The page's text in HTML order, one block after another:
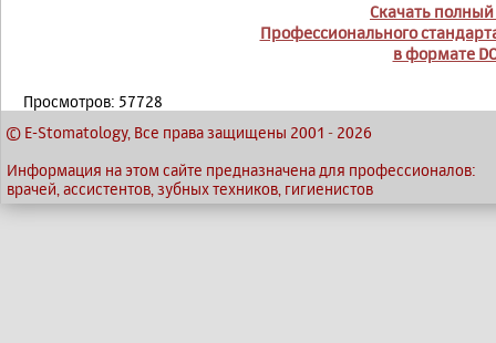
Скачать полный
Профессионального
в формате
Просмотров: 57728
© E-Stomatology, Все права защищены 2001 - 2026
Информация на этом сайте предназначена для профессионалов:
врачей, ассистентов, зубных техников, гигиенистов